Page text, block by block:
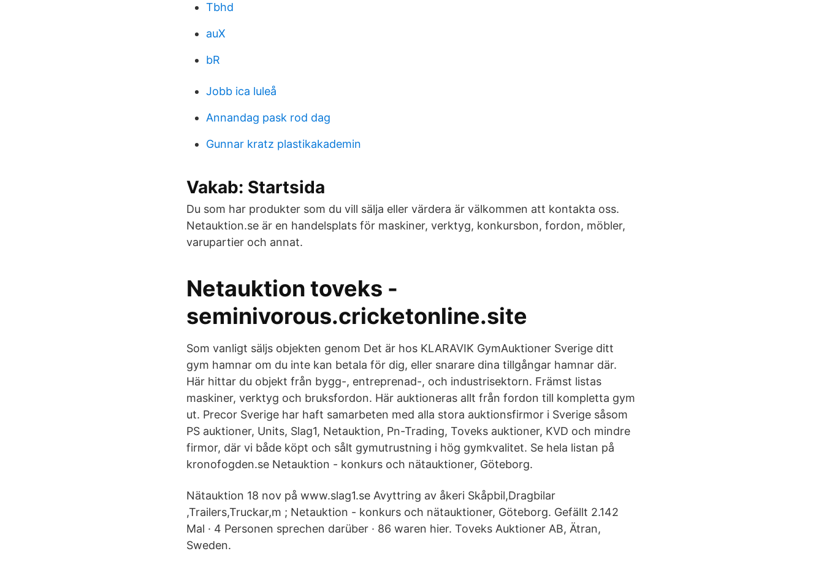
Tbhd
auX
bR
Jobb ica luleå
Annandag pask rod dag
Gunnar kratz plastikakademin
Vakab: Startsida
Du som har produkter som du vill sälja eller värdera är välkommen att kontakta oss.
Netauktion.se är en handelsplats för maskiner, verktyg, konkursbon, fordon, möbler,
varupartier och annat.
Netauktion toveks -
seminivorous.cricketonline.site
Som vanligt säljs objekten genom Det är hos KLARAVIK GymAuktioner Sverige ditt
gym hamnar om du inte kan betala för dig, eller snarare dina tillgångar hamnar där.
Här hittar du objekt från bygg-, entreprenad-, och industrisektorn. Främst listas
maskiner, verktyg och bruksfordon. Här auktioneras allt från fordon till kompletta gym
ut. Precor Sverige har haft samarbeten med alla stora auktionsfirmor i Sverige såsom
PS auktioner, Units, Slag1, Netauktion, Pn-Trading, Toveks auktioner, KVD och mindre
firmor, där vi både köpt och sålt gymutrustning i hög gymkvalitet. Se hela listan på
kronofogden.se Netauktion - konkurs och nätauktioner, Göteborg.
Nätauktion 18 nov på www.slag1.se Avyttring av åkeri Skåpbil,Dragbilar
,Trailers,Truckar,m ; Netauktion - konkurs och nätauktioner, Göteborg. Gefällt 2.142
Mal · 4 Personen sprechen darüber · 86 waren hier. Toveks Auktioner AB, Ätran,
Sweden.